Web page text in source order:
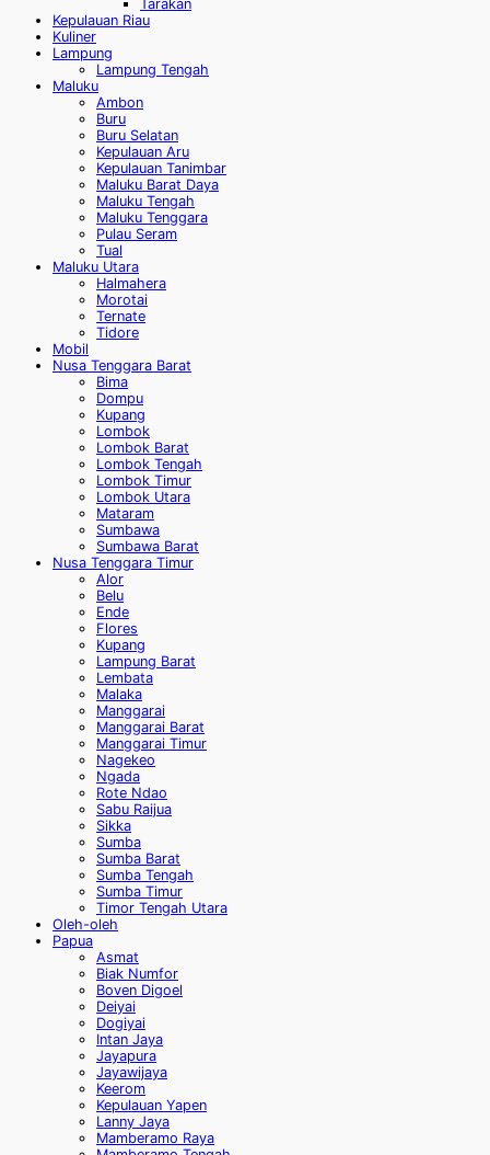
Tarakan
Kepulauan Riau
Kuliner
Lampung
Lampung Tengah
Maluku
Ambon
Buru
Buru Selatan
Kepulauan Aru
Kepulauan Tanimbar
Maluku Barat Daya
Maluku Tengah
Maluku Tenggara
Pulau Seram
Tual
Maluku Utara
Halmahera
Morotai
Ternate
Tidore
Mobil
Nusa Tenggara Barat
Bima
Dompu
Kupang
Lombok
Lombok Barat
Lombok Tengah
Lombok Timur
Lombok Utara
Mataram
Sumbawa
Sumbawa Barat
Nusa Tenggara Timur
Alor
Belu
Ende
Flores
Kupang
Lampung Barat
Lembata
Malaka
Manggarai
Manggarai Barat
Manggarai Timur
Nagekeo
Ngada
Rote Ndao
Sabu Raijua
Sikka
Sumba
Sumba Barat
Sumba Tengah
Sumba Timur
Timor Tengah Utara
Oleh-oleh
Papua
Asmat
Biak Numfor
Boven Digoel
Deiyai
Dogiyai
Intan Jaya
Jayapura
Jayawijaya
Keerom
Kepulauan Yapen
Lanny Jaya
Mamberamo Raya